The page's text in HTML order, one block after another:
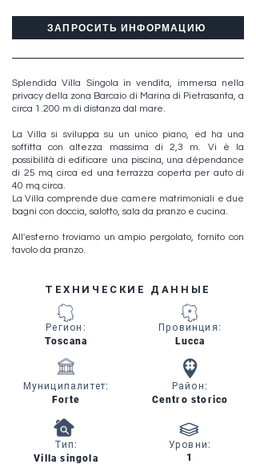
ЗАПРОСИТЬ ИНФОРМАЦИЮ
Splendida Villa Singola in vendita, immersa nella
privacy della zona Barcaio di Marina di Pietrasanta, a
circa 1.200 m di distanza dal mare.
La Villa si sviluppa su un unico piano, ed ha una
soffitta con altezza massima di 2,3 m. Vi è la
possibilità di edificare una piscina, una dépendance
di 25 mq circa ed una terrazza coperta per auto di
40 mq circa.
La Villa comprende due camere matrimoniali e due
bagni con doccia, salotto, sala da pranzo e cucina.
All'esterno troviamo un ampio pergolato, fornito con
tavolo da pranzo.
ТЕХНИЧЕСКИЕ ДАННЫЕ
Регион :
Toscana
Lucca
Провинция:
Муниципалитет:
Forte
Район:
Centro storico
Тип:
Villa singola
Уровни:
1